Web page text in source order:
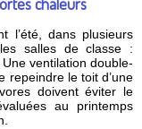
chaleurs
l’été, dans plusieurs
salles de classe :
ventilation double-
repeindre le toit d’une
doivent éviter le
au printemps